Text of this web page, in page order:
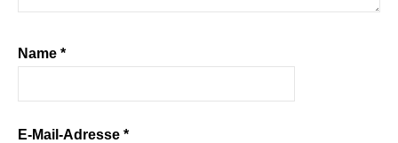
Name *
E-Mail-Adresse *